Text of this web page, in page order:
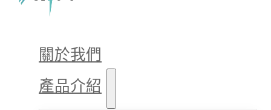
關於我們
產品介紹